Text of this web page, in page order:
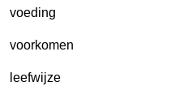
voeding
voorkomen
leefwijze